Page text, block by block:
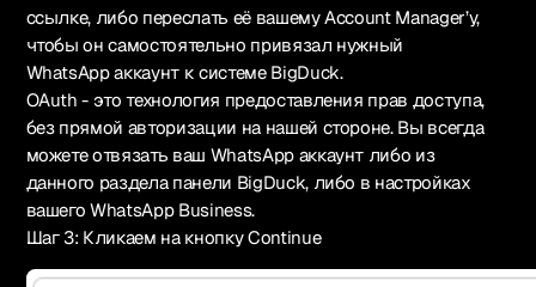
ссылке, либо переслать её вашему Account Manager’у,
чтобы он самостоятельно привязал нужный
WhatsApp аккаунт к системе BigDuck.
OAuth - это технология предоставления прав доступа,
без прямой авторизации на нашей стороне. Вы всегда
можете отвязать ваш WhatsApp аккаунт либо из
данного раздела панели BigDuck, либо в настройках
вашего WhatsApp Business.
Шаг 3: Кликаем на кнопку Continue